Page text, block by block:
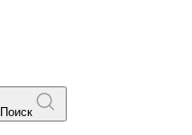
Поиск